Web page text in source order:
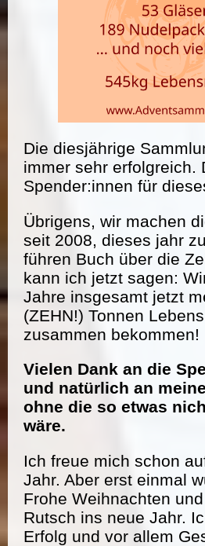
Die diesjährige
immer sehr erfolgreich.
Spender:innen für
Übrigens, wir machen
seit 2008, dieses jahr
führen Buch über die
kann ich jetzt sagen:
Jahre insgesamt jetzt
(ZEHN!) Tonnen
zusammen bekommen!
Vielen Dank an die
und natürlich an
ohne die so etwas
wäre.
Ich freue mich schon
Jahr. Aber erst einmal
Frohe Weihnachten
Rutsch ins neue Jahr.
Erfolg und vor allem